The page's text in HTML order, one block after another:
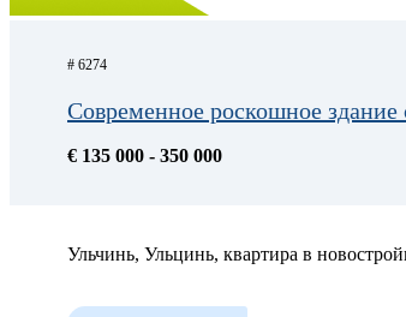
# 6274
Современное роскошное
€ 135 000 - 350 000
Ульчинь, Ульцинь, квартира в